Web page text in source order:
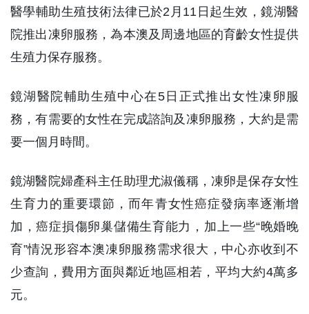
醫學輔助生殖技術法律已於2月11日起生效，鏡湖醫
院推出凍卵服務，為本澳及周邊地區的育齡女性提供
生殖力保存服務。
鏡湖醫院輔助生殖中心在5日正式推出女性凍卵服
務，有需要的女性在完成諮詢及凍卵服務，大約是需
要一個月時間。
鏡湖醫院婦產科主任助理尤淑儀稱，凍卵是保存女性
生育力的重要環節，而年青女性癌症發病率逐漸增
加，癌症損傷卵巢儲備生育能力，加上一些“晚婚晚
育”情況形容本澳凍卵服務需求很大，中心亦收到不
少查詢，費用方面與鄰近地區相若，平均大約4萬多
元。